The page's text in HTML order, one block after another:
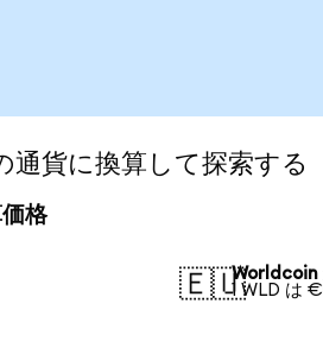
貨に換算して探索する
格
🇪🇺Worldcoin
1 WLD は